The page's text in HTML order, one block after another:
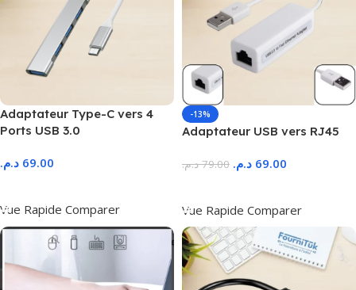
Adaptateur Type-C vers 4
Ports USB 3.0
69.00 د.م.
Vue Rapide Comparer
-13%
Adaptateur USB vers RJ45
79.00 د.م. 69.00 د.م.
Vue Rapide Comparer